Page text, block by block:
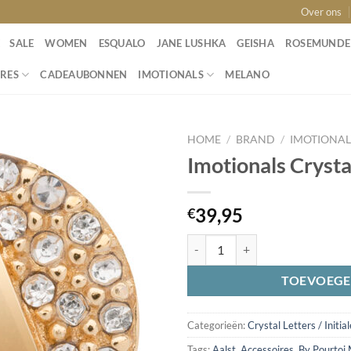
Over ons
SALE WOMEN ESQUALO JANE LUSHKA GEISHA ROSEMUNDE
CADEAUBONNEN IMOTIONALS MELANO
wenslijst
HOME / BRAND /
Imotionals
€39,95
Categorieën:Crystal Letters /